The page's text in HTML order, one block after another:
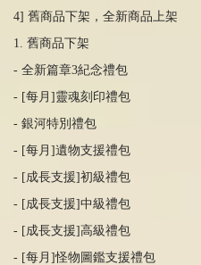
4] 舊商品下架，全新商品上架
1. 舊商品下架
- 全新篇章3紀念禮包
- [每月]靈魂刻印禮包
- 銀河特別禮包
- [每月]遺物支援禮包
- [成長支援]初級禮包
- [成長支援]中級禮包
- [成長支援]高級禮包
- [每月]怪物圖鑑支援禮包